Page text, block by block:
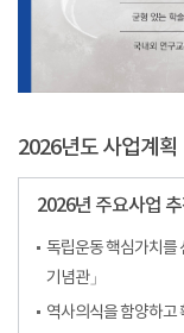
2026년도 사업계획
2026년 주요사업
독립운동 핵심가치를
기념관」
역사의식을 함양하고